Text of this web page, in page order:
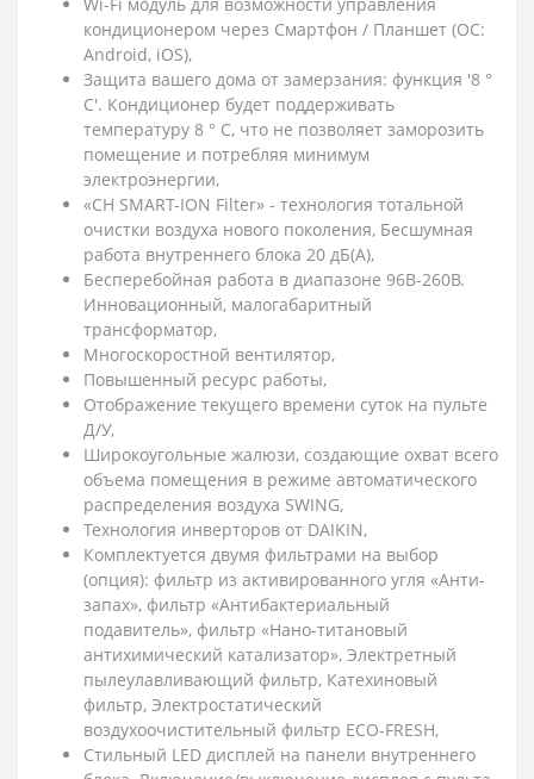
кондиционером через Смартфон / Планшет (ОС:
Android, iOS),
Защита вашего дома от замерзания: функция '8 °
C'. Кондиционер будет поддерживать
температуру 8 ° C, что не позволяет заморозить
помещение и потребляя минимум
электроэнергии,
«CH SMART-ION Filter» - технология тотальной
очистки воздуха нового поколения, Бесшумная
работа внутреннего блока 20 дБ(А),
Бесперебойная работа в диапазоне 96В-260В.
Инновационный, малогабаритный
трансформатор,
Многоскоростной вентилятор,
Повышенный ресурс работы,
Отображение текущего времени суток на пульте
Д/У,
Широкоугольные жалюзи, создающие охват всего
объема помещения в режиме автоматического
распределения воздуха SWING,
Технология инверторов от DAIKIN,
Комплектуется двумя фильтрами на выбор
(опция): фильтр из активированного угля «Анти-
запах», фильтр «Антибактериальный
подавитель», фильтр «Нано-титановый
антихимический катализатор», Электретный
пылеулавливающий фильтр, Катехиновый
фильтр, Электростатический
воздухоочистительный фильтр ЕСО-FRESH,
Стильный LED дисплей на панели внутреннего